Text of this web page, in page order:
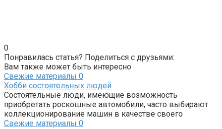
0
Понравилась статья? Поделиться с друзьями:
Вам также может быть интересно
Свежие материалы 0
Хобби состоятельных людей
Состоятельные люди, имеющие возможность
приобретать роскошные автомобили, часто выбирают
коллекционирование машин в качестве своего
Свежие материалы 0